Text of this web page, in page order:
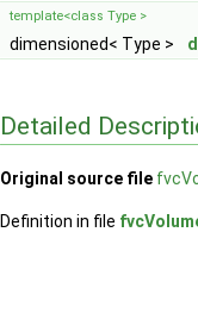
template<class Type >
dimensioned< Type >
Detailed
Original source file
Definition in file